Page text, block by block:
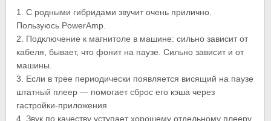
1. С родными гибридами звучит очень прилично.
Пользуюсь PowerAmp.
2. Подключение к магнитоле в машине: сильно зависит от
кабеля, бывает, что фонит на паузе. Сильно зависит и от
машины.
3. Если в трее периодически появляется висящий на паузе
штатный плеер — помогает сброс его кэша через
гастройки-приложения
4. Звук по качеству уступает хорошему отдельному плееру.